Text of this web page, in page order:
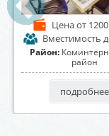
Ценаот
Вместимость
Район:
подробнее